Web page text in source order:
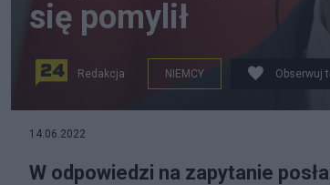
się pomylił
Redakcja NIEMCY Obserwuj
14.06.2022
W odpowiedzi na zapytanie